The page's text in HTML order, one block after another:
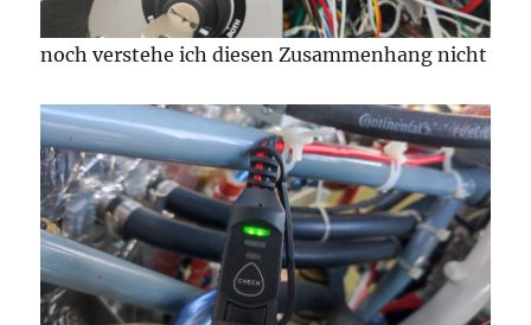
noch verstehe ich diesen Zusammenhang nicht